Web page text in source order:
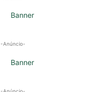
-Anúncio-